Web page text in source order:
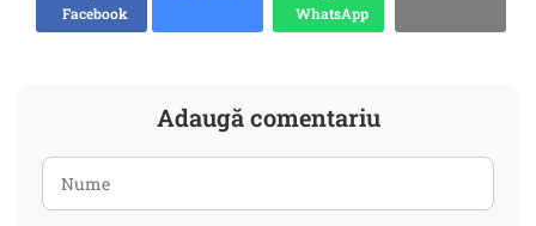
Facebook
WhatsApp
Adaugă comentariu